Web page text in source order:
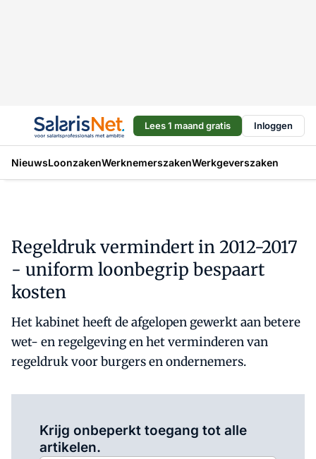
Lees 1 maand gratis Inloggen
NieuwsLoonzakenWerknemerszakenWerkgeverszaken
Regeldruk vermindert in 2012-2017
- uniform loonbegrip bespaart
kosten
Het kabinet heeft de afgelopen gewerkt aan betere
wet- en regelgeving en het verminderen van
regeldruk voor burgers en ondernemers.
Krijg onbeperkt toegang tot alle
artikelen.